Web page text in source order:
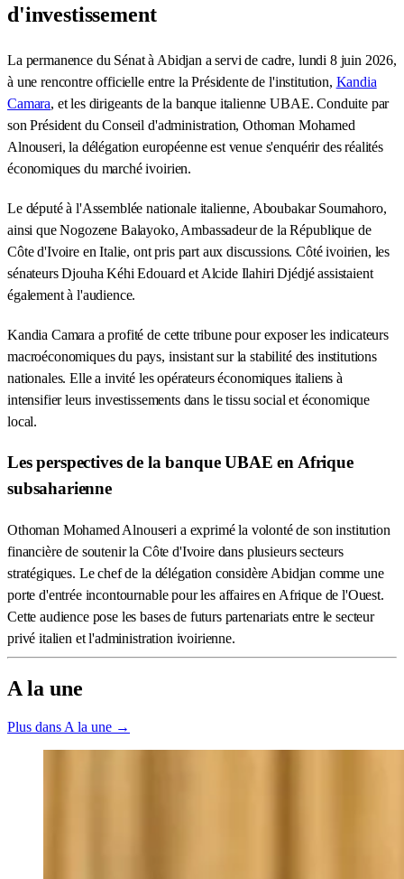
d'investissement
La permanence du Sénat à Abidjan a servi de cadre, lundi 8 juin 2026,
à une rencontre officielle entre la Présidente de l'institution, Kandia
Camara, et les dirigeants de la banque italienne UBAE. Conduite par
son Président du Conseil d'administration, Othoman Mohamed
Alnouseri, la délégation européenne est venue s'enquérir des réalités
économiques du marché ivoirien.
Le député à l'Assemblée nationale italienne, Aboubakar Soumahoro,
ainsi que Nogozene Balayoko, Ambassadeur de la République de
Côte d'Ivoire en Italie, ont pris part aux discussions. Côté ivoirien, les
sénateurs Djouha Kéhi Edouard et Alcide Ilahiri Djédjé assistaient
également à l'audience.
Kandia Camara a profité de cette tribune pour exposer les indicateurs
macroéconomiques du pays, insistant sur la stabilité des institutions
nationales. Elle a invité les opérateurs économiques italiens à
intensifier leurs investissements dans le tissu social et économique
local.
Les perspectives de la banque UBAE en Afrique
subsaharienne
Othoman Mohamed Alnouseri a exprimé la volonté de son institution
financière de soutenir la Côte d'Ivoire dans plusieurs secteurs
stratégiques. Le chef de la délégation considère Abidjan comme une
porte d'entrée incontournable pour les affaires en Afrique de l'Ouest.
Cette audience pose les bases de futurs partenariats entre le secteur
privé italien et l'administration ivoirienne.
A la une
Plus dans A la une →